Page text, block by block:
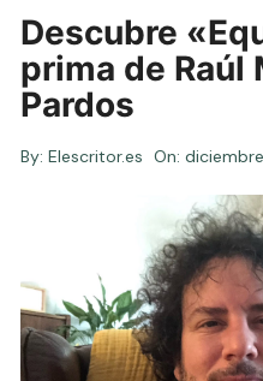
Descubre
prima de Raúl
Pardos
By: Elescritor.es On: